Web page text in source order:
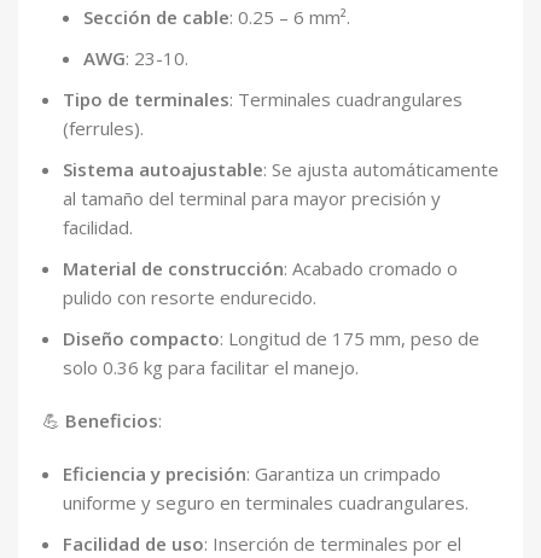
Sección de cable: 0.25 – 6 mm².
AWG: 23-10.
Tipo de terminales: Terminales cuadrangulares
(ferrules).
Sistema autoajustable: Se ajusta automáticamente
al tamaño del terminal para mayor precisión y
facilidad.
Material de construcción: Acabado cromado o
pulido con resorte endurecido.
Diseño compacto: Longitud de 175 mm, peso de
solo 0.36 kg para facilitar el manejo.
💪 Beneficios:
Eficiencia y precisión: Garantiza un crimpado
uniforme y seguro en terminales cuadrangulares.
Facilidad de uso: Inserción de terminales por el